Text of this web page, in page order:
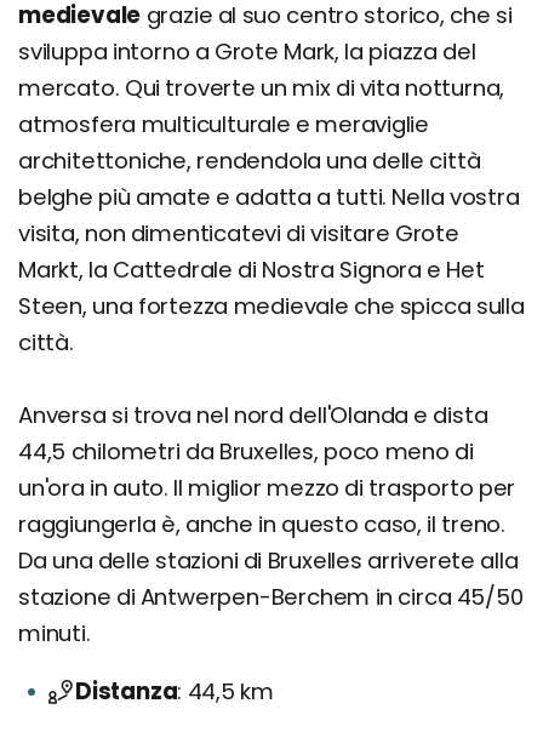
medievale grazie al suo centro storico, che si
sviluppa intorno a Grote Mark, la piazza del
mercato. Qui troverte un mix di vita notturna,
atmosfera multiculturale e meraviglie
architettoniche, rendendola una delle città
belghe più amate e adatta a tutti. Nella vostra
visita, non dimenticatevi di visitare Grote
Markt, la Cattedrale di Nostra Signora e Het
Steen, una fortezza medievale che spicca sulla
città.
Anversa si trova nel nord dell'Olanda e dista
44,5 chilometri da Bruxelles, poco meno di
un'ora in auto. Il miglior mezzo di trasporto per
raggiungerla è, anche in questo caso, il treno.
Da una delle stazioni di Bruxelles arriverete alla
stazione di Antwerpen-Berchem in circa 45/50
minuti.
Distanza 44,5 km